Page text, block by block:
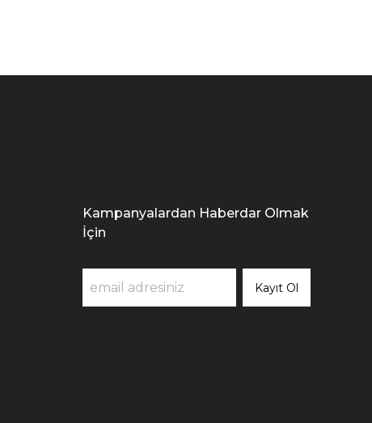
Kampanyalardan Haberdar Olmak
İçin
Kayıt Ol